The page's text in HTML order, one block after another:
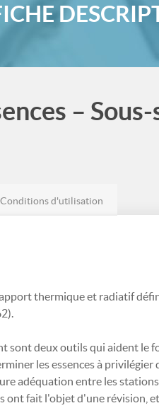
–
Conditions d'utilisation
thermique et radiatif
sont deux outils qui aident le
les essences à privilégier
adéquation entre les
ont fait l'objet d'une révision,